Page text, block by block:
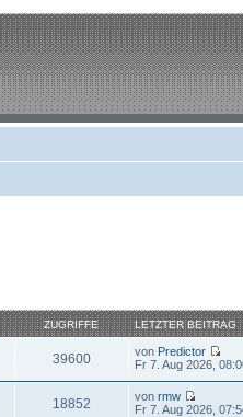
ZUGRIFFE LETZTER BEITRAG
39600 von Predictor
Fr 7. Aug 2026,
18852 vonrmw
Fr 7. Aug 2026,